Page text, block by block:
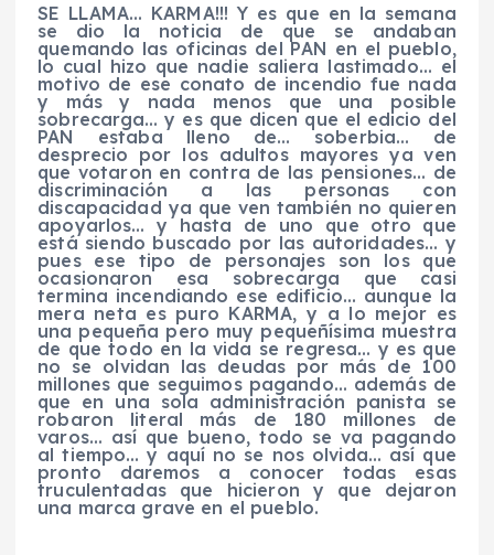
SE LLAMA… KARMA!!! Y es que en la semana
se dio la noticia de que se andaban
quemando las oficinas del PAN en el pueblo,
lo cual hizo que nadie saliera lastimado… el
motivo de ese conato de incendio fue nada
y más y nada menos que una posible
sobrecarga… y es que dicen que el edicio del
PAN estaba lleno de… soberbia… de
desprecio por los adultos mayores ya ven
que votaron en contra de las pensiones… de
discriminación a las personas con
discapacidad ya que ven también no quieren
apoyarlos… y hasta de uno que otro que
está siendo buscado por las autoridades… y
pues ese tipo de personajes son los que
ocasionaron esa sobrecarga que casi
termina incendiando ese edificio… aunque la
mera neta es puro KARMA, y a lo mejor es
una pequeña pero muy pequeñísima muestra
de que todo en la vida se regresa… y es que
no se olvidan las deudas por más de 100
millones que seguimos pagando… además de
que en una sola administración panista se
robaron literal más de 180 millones de
varos… así que bueno, todo se va pagando
al tiempo… y aquí no se nos olvida… así que
pronto daremos a conocer todas esas
truculentadasque hicieron y que dejaron
una marca grave en el pueblo.